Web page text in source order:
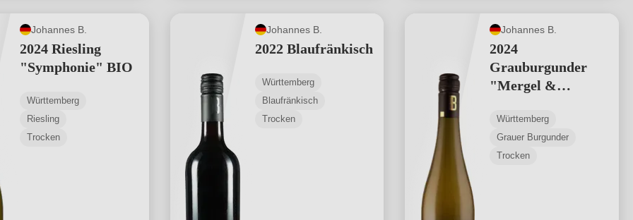
Johannes B.
2024 Riesling
"Symphonie" BIO
Württemberg
Riesling
Trocken
Johannes B.
2022 Blaufränkisch
Württemberg
Blaufränkisch
Trocken
Johannes B.
2024
Grauburgunder
"Mergel &
Württemberg
Grauer Burgunder
Trocken